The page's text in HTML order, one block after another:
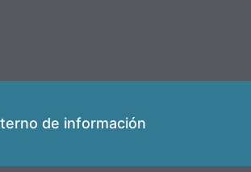
de información